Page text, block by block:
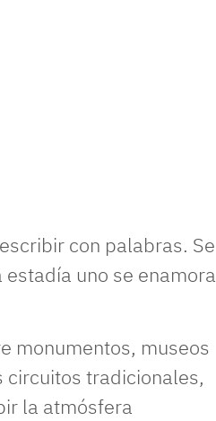
con palabras. Se
uno se enamora
monumentos, museos
circuitos tradicionales,
la atmósfera